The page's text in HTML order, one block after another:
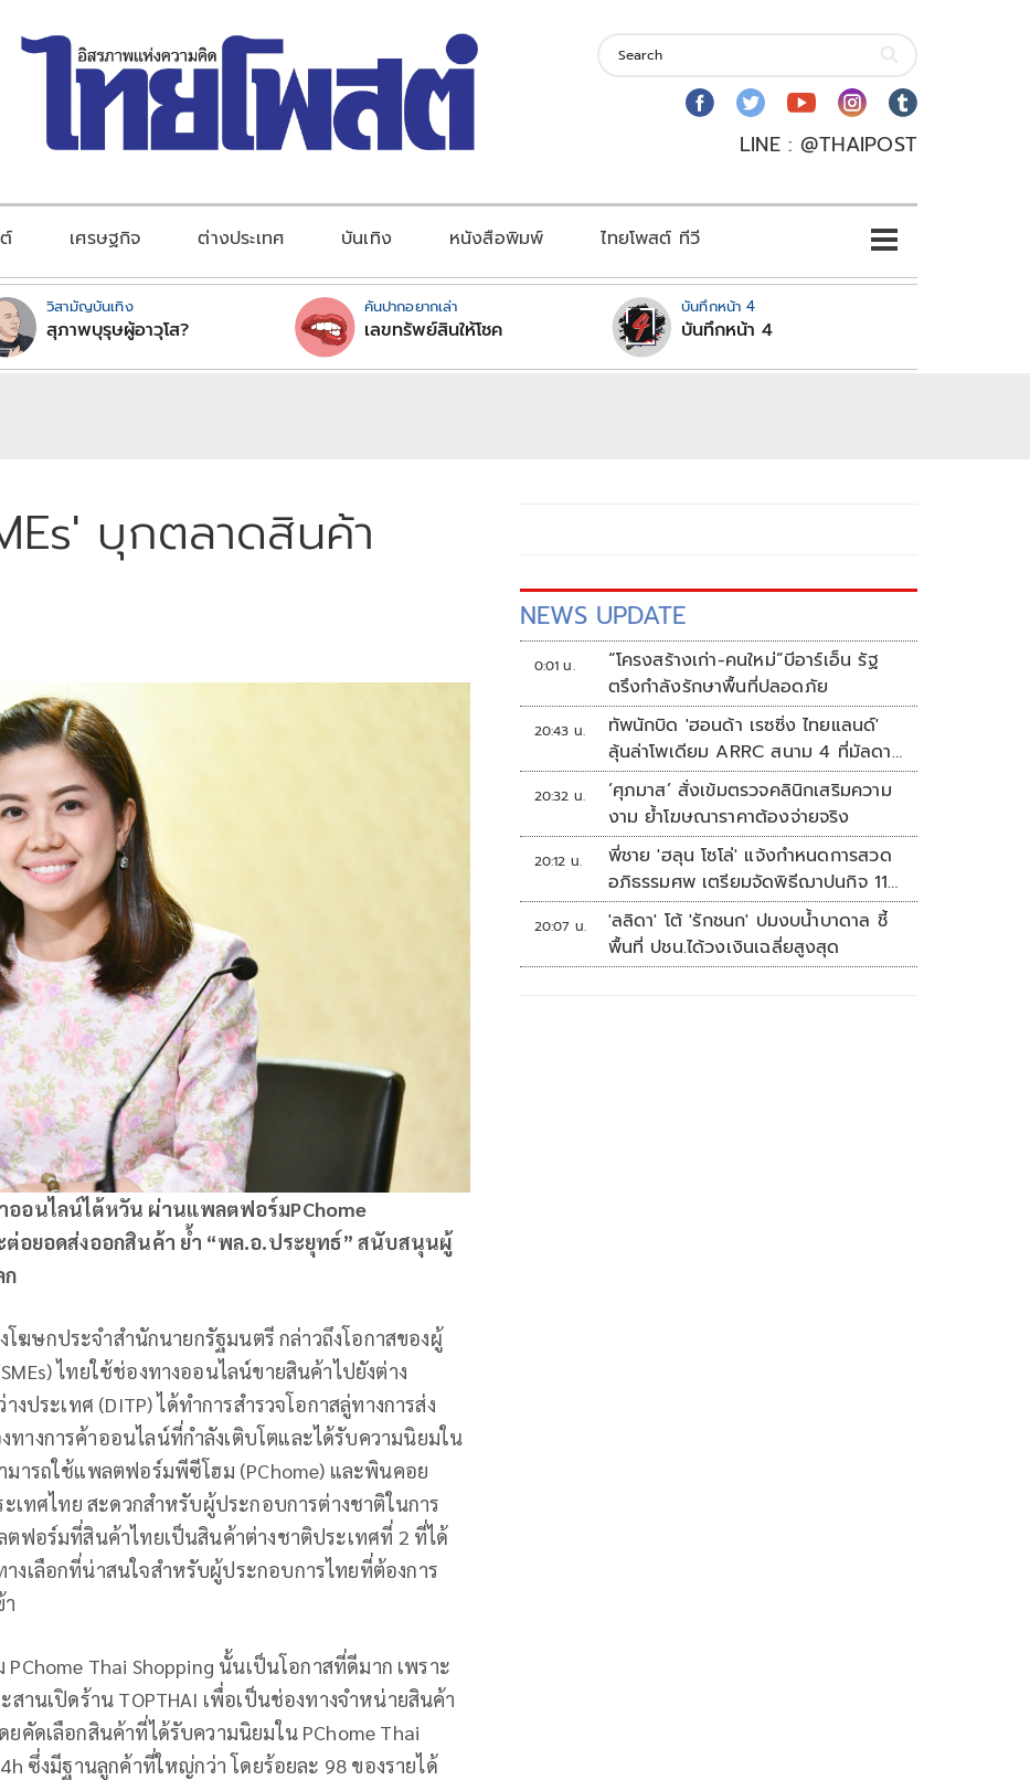
LINE : @THAIPOST
เศรษฐกิจ ต่างประเทศ บันเทิง หนังสือพิมพ์ ไทยโพสต์ ทีวี
วิสามัญบันเทิง
สุภาพบุรุษผู้อาวุโส?
คันปากอยากเล่า
เลขทรัพย์สินให้โชค
บันทึกหน้า 4
บันทึกหน้า 4
บุกตลาดสินค้า
ออนไลน์ไต้หวัน ผ่านแพลตฟอร์มPChome
ต่อยอดส่งออกสินค้า ย้ำ “พล.อ.ประยุทธ์” สนับสนุนผู้
ก
ฆษกประจำสำนักนายกรัฐมนตรี กล่าวถึงโอกาสของผู้
ไทยใช้ช่องทางออนไลน์ขายสินค้าไปยังต่าง
งประเทศ (DITP) ได้ทำการสำรวจโอกาสลู่ทางการส่ง
างการค้าออนไลน์ที่กำลังเติบโตและได้รับความนิยมใน
มารถใช้แพลตฟอร์มพีซีโฮม (PChome) และพินคอย
เทศไทย สะดวกสำหรับผู้ประกอบการต่างชาติในการ
ตฟอร์มที่สินค้าไทยเป็นสินค้าต่างชาติประเทศที่ 2 ที่ได้
งเลือกที่น่าสนใจสำหรับผู้ประกอบการไทยที่ต้องการ
Thai Shopping นั้นเป็นโอกาสที่ดีมาก เพราะ
สานเปิดร้าน TOPTHAI เพื่อเป็นช่องทางจำหน่ายสินค้า
คัดเลือกสินค้าที่ได้รับความนิยมใน PChome Thai
ซึ่งมีฐานลูกค้าที่ใหญ่กว่า โดยร้อยละ 98 ของรายได้
NEWS UPDATE
0:01 น.
“โครงสร้างเก่า-คนใหม่”บีอาร์เอ็น รัฐ
ตรึงกำลังรักษาพื้นที่ปลอดภัย
20:43 น.
ทัพนักบิด 'ฮอนด้า เรซซิ่ง ไทยแลนด์'
ลุ้นล่าโพเดียม ARRC สนาม 4 ที่มัลดาลิ
กา
20:32 น.
‘ศุภมาส’ สั่งเข้มตรวจคลินิกเสริมความ
งาม ย้ำโฆษณาราคาต้องจ่ายจริง
20:12 น.
พี่ชาย 'ฮลุน โซโล่' แจ้งกำหนดการสวด
อภิธรรมศพ เตรียมจัดพิธีฌาปนกิจ 11
ส.ค.
20:07 น.
'ลลิดา' โต้ 'รักชนก' ปมงบน้ำบาดาล ชี้
พื้นที่ ปชน.ได้วงเงินเฉลี่ยสูงสุด